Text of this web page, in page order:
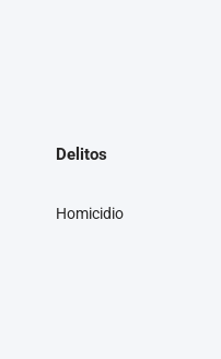
Delitos
Homicidio